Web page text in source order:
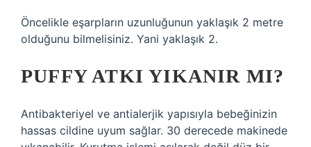
Öncelikle eşarpların uzunluğunun yaklaşık 2 metre
olduğunu bilmelisiniz. Yani yaklaşık 2.
PUFFY ATKI YIKANIR MI?
Antibakteriyel ve antialerjik yapısıyla bebeğinizin
hassas cildine uyum sağlar. 30 derecede makinede